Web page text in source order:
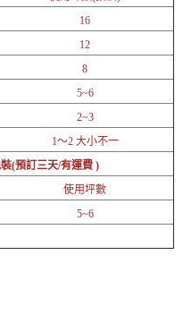
16
12
8
5~6
2~3
1～2 大小不一
(預訂三天/有運費 )
使用坪數
5~6